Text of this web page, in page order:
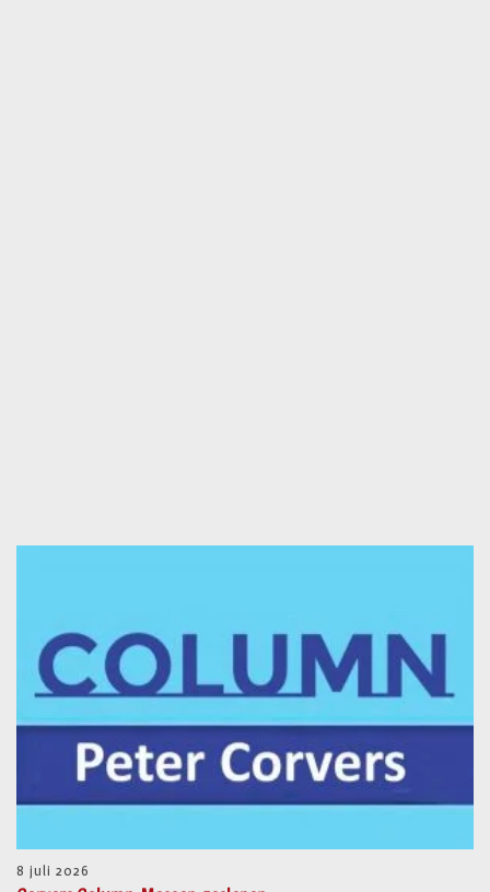
8 juli 2026